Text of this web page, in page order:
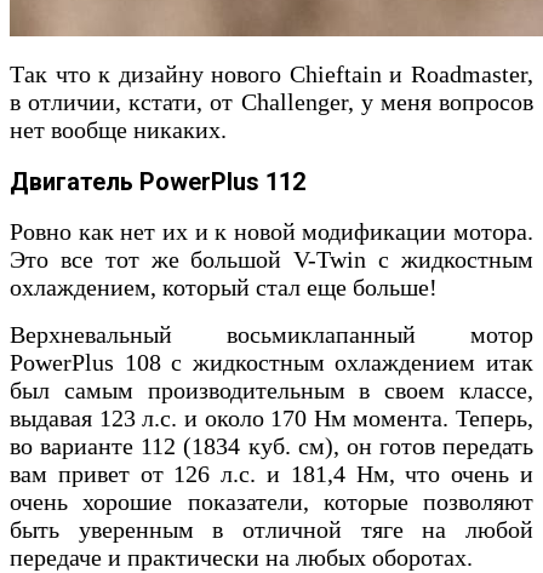
Так что к дизайну нового Chieftain и Roadmaster,
в отличии, кстати, от Challenger, у меня вопросов
нет вообще никаких.
Двигатель PowerPlus 112
Ровно как нет их и к новой модификации мотора.
Это все тот же большой V-Twin с жидкостным
охлаждением, который стал еще больше!
Верхневальный восьмиклапанный мотор
PowerPlus 108 с жидкостным охлаждением итак
был самым производительным в своем классе,
выдавая 123 л.с. и около 170 Нм момента. Теперь,
во варианте 112 (1834 куб. см), он готов передать
вам привет от 126 л.с. и 181,4 Нм, что очень и
очень хорошие показатели, которые позволяют
быть уверенным в отличной тяге на любой
передаче и практически на любых оборотах.